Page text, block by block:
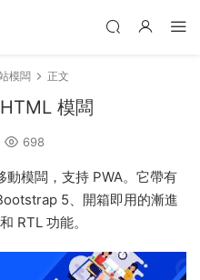
模闆 正文
模闆
698
動模闆，支持 PWA。它帶有
5、開箱即用的漸進
RTL 功能。